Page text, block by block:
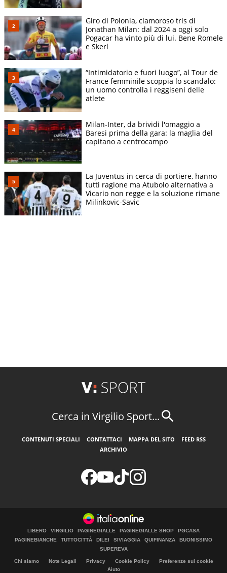
Giro di Polonia, clamoroso tris di
Jonathan Milan: dal 2024 a oggi solo
Pogacar ha vinto più di lui. Bene Romele
e Skerl
“Intimidatorio e fuori luogo”, al Tour de
France femminile scoppia lo scandalo:
un uomo controlla i reggiseni delle
atlete
Milan-Inter, da brividi l'omaggio a
Baresi prima della gara: la maglia del
capitano a centrocampo
La Juventus in cerca di portiere, hanno
tutti ragione ma Atubolo alternativa a
Vicario non regge e la soluzione rimane
Milinkovic-Savic
Cerca in Virgilio Sport...
CONTENUTI SPECIALI CONTATTACI MAPPA DEL SITO
FEED RSS
ARCHIVIO
LIBERO VIRGILIO PAGINEGIALLE PAGINEGIALLE SHOP
PGCASA
PAGINEBIANCHE
TUTTOCITTÀ DILEI SIVIAGGIA QUIFINANZA
BUONISSIMO
SUPEREVA
Chi siamo Note Legali Privacy Cookie Policy
Preferenze sui cookie
Aiuto